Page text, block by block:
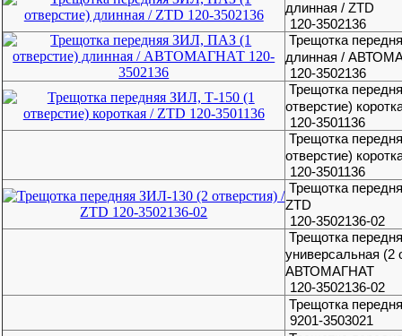
длинная / ZTD
120-3502136
Трещотка
длинная /
120-3502136
Трещотка
отверстие)
120-3501136
Трещотка
отверстие)
120-3501136
Трещотка
ZTD
120-3502136-02
Трещотка
универсальная (2
АВТОМАГНАТ
120-3502136-02
Трещотка
9201-3503021